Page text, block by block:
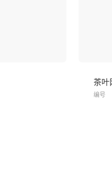
茶叶
编号